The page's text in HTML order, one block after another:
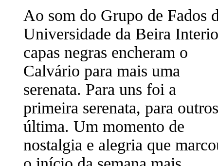
Ao som do Grupo de Fados
Universidade da Beira
capas negras encheram o
Calvário para mais uma
serenata. Para uns foi a
primeira serenata, para
última. Um momento de
nostalgia e alegria que